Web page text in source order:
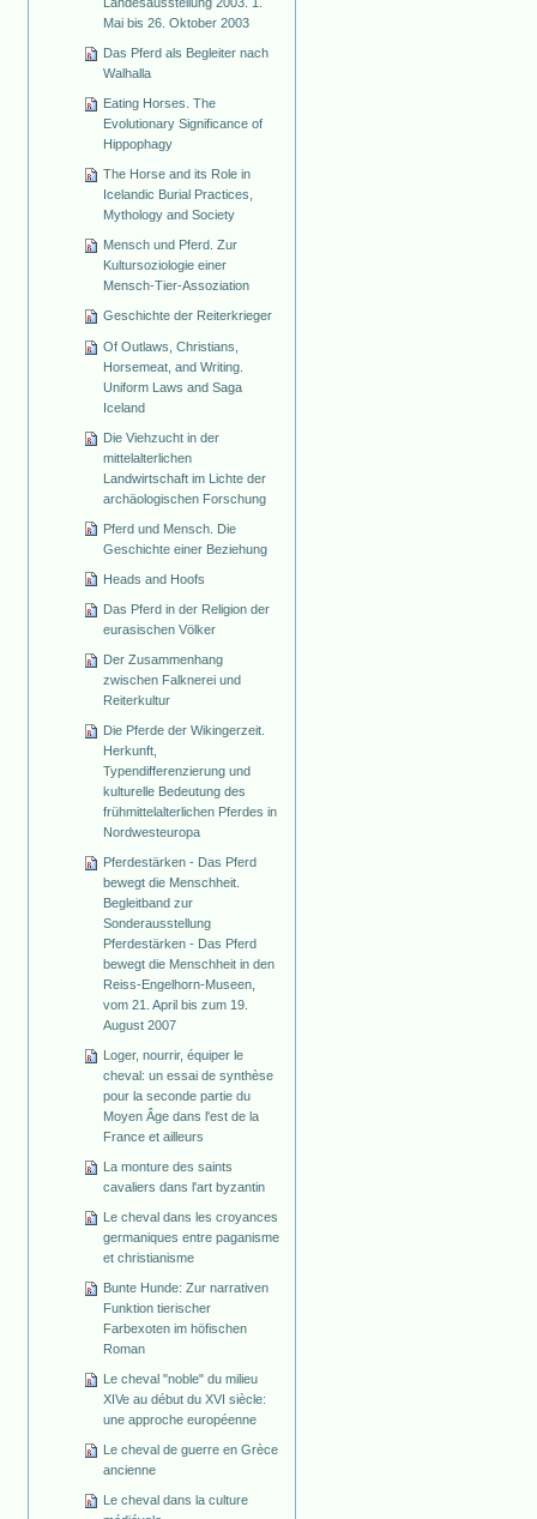
Landesausstellung 2003. 1.
Mai bis 26. Oktober 2003
Das Pferd als Begleiter nach
Walhalla
Eating Horses. The
Evolutionary Significance of
Hippophagy
The Horse and its Role in
Icelandic Burial Practices,
Mythology and Society
Mensch und Pferd. Zur
Kultursoziologie einer
Mensch-Tier-Assoziation
Geschichte der Reiterkrieger
Of Outlaws, Christians,
Horsemeat, and Writing.
Uniform Laws and Saga
Iceland
Die Viehzucht in der
mittelalterlichen
Landwirtschaft im Lichte der
archäologischen Forschung
Pferd und Mensch. Die
Geschichte einer Beziehung
Heads and Hoofs
Das Pferd in der Religion der
eurasischen Völker
Der Zusammenhang
zwischen Falknerei und
Reiterkultur
Die Pferde der Wikingerzeit.
Herkunft,
Typendifferenzierung und
kulturelle Bedeutung des
frühmittelalterlichen Pferdes in
Nordwesteuropa
Pferdestärken - Das Pferd
bewegt die Menschheit.
Begleitband zur
Sonderausstellung
Pferdestärken - Das Pferd
bewegt die Menschheit in den
Reiss-Engelhorn-Museen,
vom 21. April bis zum 19.
August 2007
Loger, nourrir, équiper le
cheval: un essai de synthèse
pour la seconde partie du
Moyen Âge dans l'est de la
France et ailleurs
La monture des saints
cavaliers dans l'art byzantin
Le cheval dans les croyances
germaniques entre paganisme
et christianisme
Bunte Hunde: Zur narrativen
Funktion tierischer
Farbexoten im höfischen
Roman
Le cheval "noble" du milieu
XIVe au début du XVI siècle:
une approche européenne
Le cheval de guerre en Grèce
ancienne
Le cheval dans la culture